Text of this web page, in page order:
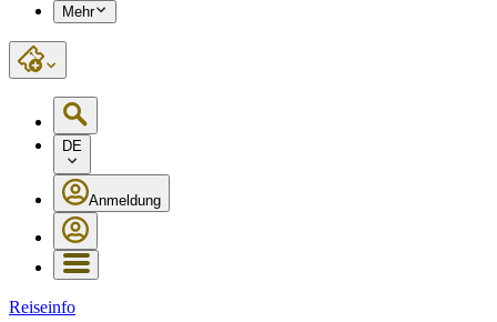
Mehr
DE
Anmeldung
Reiseinfo